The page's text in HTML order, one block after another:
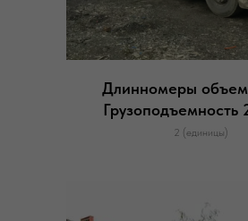
Длинномеры
Грузоподъемность
2 (единицы)